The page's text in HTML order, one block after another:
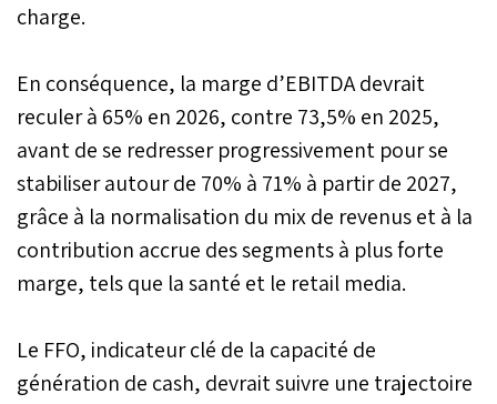
charge.
En conséquence, la marge d’EBITDA devrait
reculer à 65% en 2026, contre 73,5% en 2025,
avant de se redresser progressivement pour se
stabiliser autour de 70% à 71% à partir de 2027,
grâce à la normalisation du mix de revenus et à la
contribution accrue des segments à plus forte
marge, tels que la santé et le retail media.
Le FFO, indicateur clé de la capacité de
génération de cash, devrait suivre une trajectoire